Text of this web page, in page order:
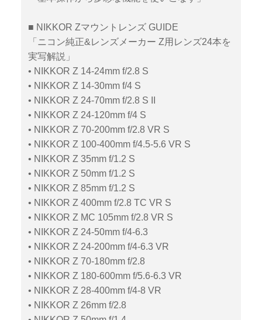
■ NIKKOR Zマウントレンズ GUIDE
「ニコン純正&レンズメーカー Z用レンズ24本を
実写解説」
• NIKKOR Z 14-24mm f/2.8 S
• NIKKOR Z 14-30mm f/4 S
• NIKKOR Z 24-70mm f/2.8 S II
• NIKKOR Z 24-120mm f/4 S
• NIKKOR Z 70-200mm f/2.8 VR S
• NIKKOR Z 100-400mm f/4.5-5.6 VR S
• NIKKOR Z 35mm f/1.2 S
• NIKKOR Z 50mm f/1.2 S
• NIKKOR Z 85mm f/1.2 S
• NIKKOR Z 400mm f/2.8 TC VR S
• NIKKOR Z MC 105mm f/2.8 VR S
• NIKKOR Z 24-50mm f/4-6.3
• NIKKOR Z 24-200mm f/4-6.3 VR
• NIKKOR Z 70-180mm f/2.8
• NIKKOR Z 180-600mm f/5.6-6.3 VR
• NIKKOR Z 28-400mm f/4-8 VR
• NIKKOR Z 26mm f/2.8